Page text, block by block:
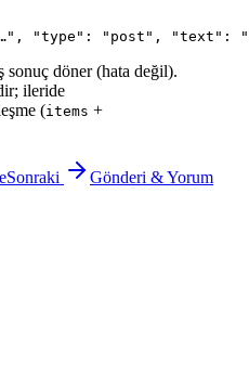
"type": "post", "text":
sonuç döner (hata değil).
ileride
(items +
Sonraki
Gönderi & Yorum